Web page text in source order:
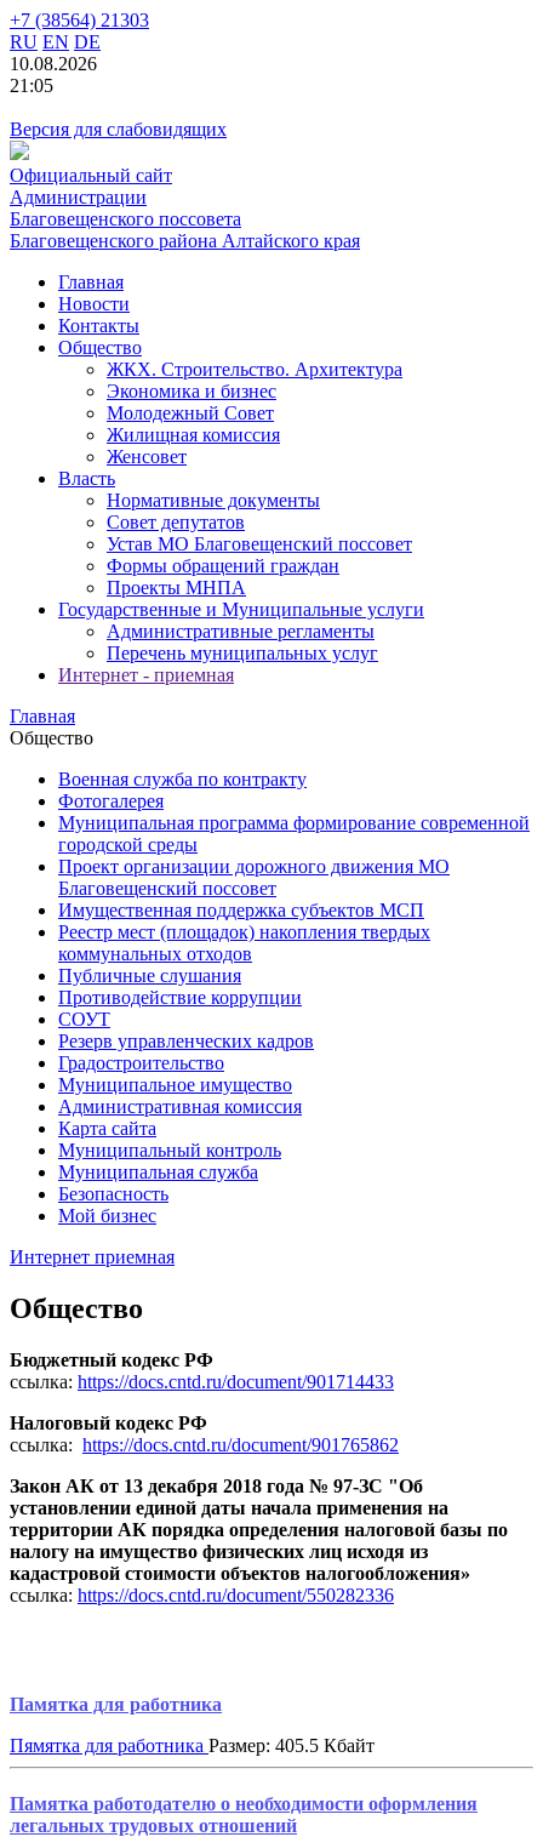
+7 (38564) 21303
RU EN DE
10.08.2026
21:05
Версия для слабовидящих
Официальный сайт
Администрации
Благовещенского поссовета
Благовещенского района Алтайского края
Главная
Новости
Контакты
Общество
ЖКХ. Строительство. Архитектура
Экономика и бизнес
Молодежный Совет
Жилищная комиссия
Женсовет
Власть
Нормативные документы
Совет депутатов
Устав МО Благовещенский поссовет
Формы обращений граждан
Проекты МНПА
Государственные и Муниципальные услуги
Административные регламенты
Перечень муниципальных услуг
Интернет - приемная
Главная
Общество
Военная служба по контракту
Фотогалерея
Муниципальная программа формирование современной
городской среды
Проект организации дорожного движения МО
Благовещенский поссовет
Имущественная поддержка субъектов МСП
Реестр мест (площадок) накопления твердых
коммунальных отходов
Публичные слушания
Противодействие коррупции
СОУТ
Резерв управленческих кадров
Градостроительство
Муниципальное имущество
Административная комиссия
Карта сайта
Муниципальный контроль
Муниципальная служба
Безопасность
Мой бизнес
Интернет приемная
Общество
Бюджетный кодекс РФ
ссылка: https://docs.cntd.ru/document/901714433
Налоговый кодекс РФ
ссылка: https://docs.cntd.ru/document/901765862
Закон АК от 13 декабря 2018 года № 97-ЗС "Об
установлении единой даты начала применения на
территории АК порядка определения налоговой базы по
налогу на имущество физических лиц исходя из
кадастровой стоимости объектов налогообложения»
ссылка: https://docs.cntd.ru/document/550282336
Памятка для работника
Пямятка для работника Размер: 405.5 Кбайт
Памятка работодателю о необходимости оформления
легальных трудовых отношений